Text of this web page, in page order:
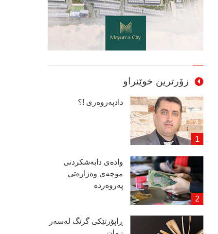
زۆرترین خوێنراو
دادپەروەری !؟
وادەی دابەشكردنی
موچەی وەزارەتی
پەروەردە
ڕاپۆرتێكی گرنگ لەسەر